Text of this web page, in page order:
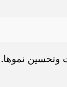
العضلات وتحسين نموها.